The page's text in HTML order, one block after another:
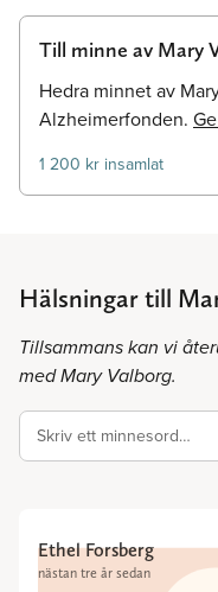
Till minne av Mary
Hedra minnet av
Alzheimerfonden.
1 200 kr insamlat
Hälsningar till
Tillsammans kan vi
med Mary Valborg.
Skriv ett minnesord…
Ethel Forsberg
nästan tre år sedan